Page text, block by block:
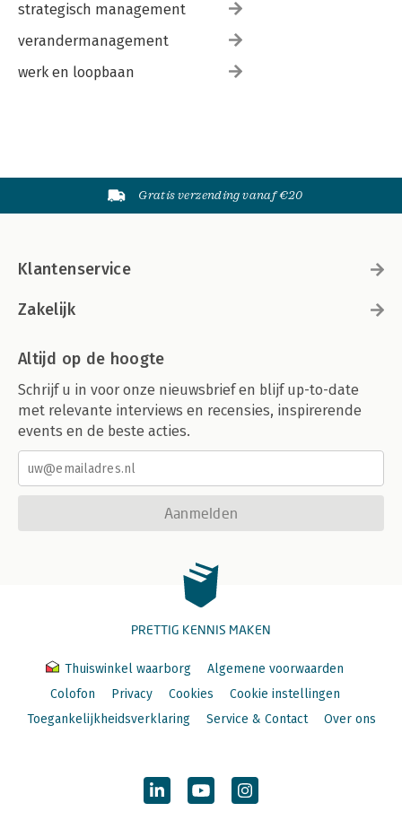
strategisch management
verandermanagement
werk en loopbaan
Gratis verzending vanaf €20
Klantenservice
Zakelijk
Altijd op de hoogte
Schrijf u in voor onze nieuwsbrief en blijf up-to-date
met relevante interviews en recensies, inspirerende
events en de beste acties.
Aanmelden
PRETTIG KENNIS MAKEN
Thuiswinkel waarborg
Algemene voorwaarden
Colofon
Privacy Cookies
Cookie instellingen
Toegankelijkheidsverklaring
Service & Contact Over ons